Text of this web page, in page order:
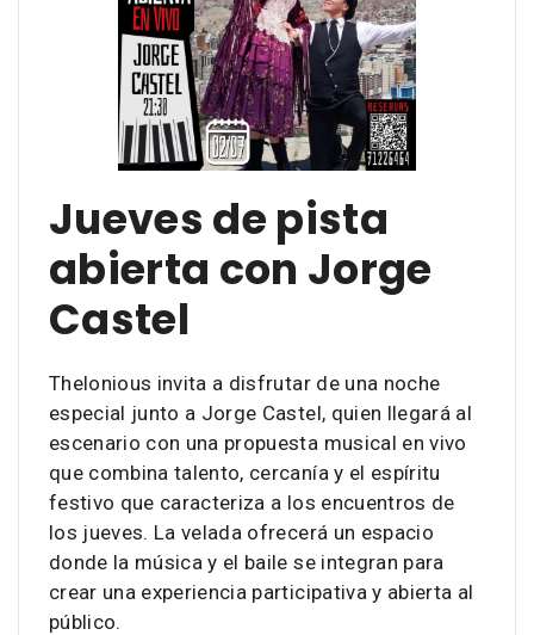
Jueves de pista
abierta con Jorge
Castel
Thelonious invita a disfrutar de una noche
especial junto a Jorge Castel, quien llegará al
escenario con una propuesta musical en vivo
que combina talento, cercanía y el espíritu
festivo que caracteriza a los encuentros de
los jueves. La velada ofrecerá un espacio
donde la música y el baile se integran para
crear una experiencia participativa y abierta al
público.